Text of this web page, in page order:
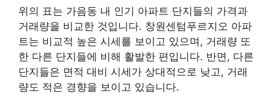
위의 표는 가음동 내 인기 아파트 단지들의 가격과
거래량을 비교한 것입니다. 창원센텀푸르지오 아파
트는 비교적 높은 시세를 보이고 있으며, 거래량 또
한 다른 단지들에 비해 활발한 편입니다. 반면, 다른
단지들은 면적 대비 시세가 상대적으로 낮고, 거래
량도 적은 경향을 보이고 있습니다.